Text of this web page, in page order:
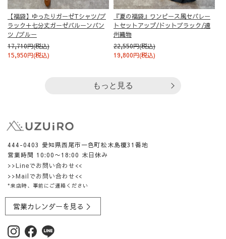
【福袋】ゆったりガーゼTシャツ/ブ
ラック＋七分丈ガーゼバルーンパン
ツ /ブルー
17,710円(税込)
15,950円(税込)
『夏の福袋』ワンピース風セパレー
トセットアップ/ドットブラック/遠
州織物
22,550円(税込)
19,800円(税込)
もっと見る
444-0403 愛知県西尾市一色町松木島榎31番地
営業時間 10:00〜18:00 木日休み
>>Lineでお問い合わせ<<
>>Mailでお問い合わせ<<
*来店時、事前にご連絡ください
営業カレンダーを見る ＞